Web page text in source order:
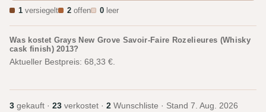
1 versiegelt 2 offen 0 leer
Was kostet Grays New Grove Savoir-Faire Rozelieures (Whisky
cask finish) 2013?
Aktueller Bestpreis: 68,33 €.
3 gekauft · 23 verkostet · 2 Wunschliste · Stand 7. Aug. 2026